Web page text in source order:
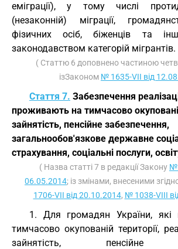
еміграції), у тому числі
(незаконній) міграції,
фізичних осіб, біженців та
законодавством категорій мігрантів.
( Статтю 6 доповнено частиною
ізЗаконом № 1635-VII від
Стаття 7. Забезпечення
проживають на тимчасово
зайнятість, пенсійне забезпечення,
загальнообов'язкове державне
страхування, соціальні послуги,
( Назва статті 7 в редакції Закону №
06.05.2014; із змінами, внесеними
1706-VII від 20.10.2014, № 1038-VIII
1. Для громадян України,
тимчасово окупованій території,
зайнятість, пенсійне